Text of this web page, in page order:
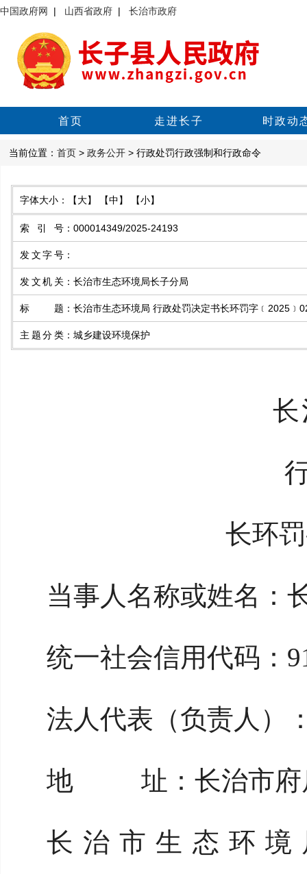
中国政府网 | 山西省政府 | 长治市政府
首页 走进长子 时政动
当前位置： 首页 > 政务公开 > 行政处罚行政强制和行政命令
字体大小： 【大】 【中】 【小】
索引号 ： 000014349/2025-24193
发文字号 ：
发文机关 ： 长治市生态环境局长子分局
标题 ： 长治市生态环境局 行政处罚决定书长环罚字
主题分类 ： 城乡建设环境保护
长环
当事人名称或姓名
统一社会信用代码：
法人代表（负责人）
地 址：长治市府
长治市生态环